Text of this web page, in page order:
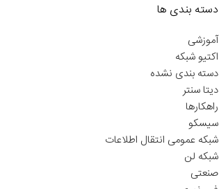
دسته بندی ها
آموزشی
اکتیو شبکه
دسته بندی نشده
دیتا سنتر
راهکارها
سیسکو
شبکه عمومی انتقال اطلاعات
شبکه لن
صنعتی